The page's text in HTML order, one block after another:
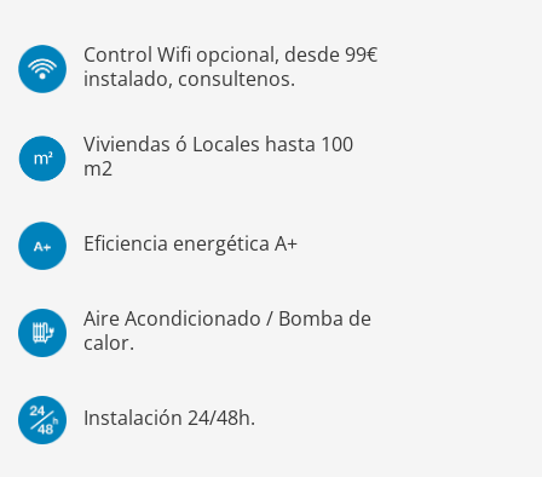
Control Wifi opcional, desde 99€
instalado, consultenos.
Viviendas ó Locales hasta 100
m2
Eficiencia energética A+
Aire Acondicionado / Bomba de
calor.
Instalación 24/48h.